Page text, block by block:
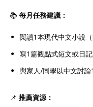
📚 每月任務建議：
閱讀1本現代中文小說（
寫1篇觀點式短文或日
與家人/同學以中文討論
📌 推薦資源：